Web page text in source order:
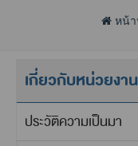
หน้
เกี่ยวกับหน่วยงาน
ประวัติความเป็นมา